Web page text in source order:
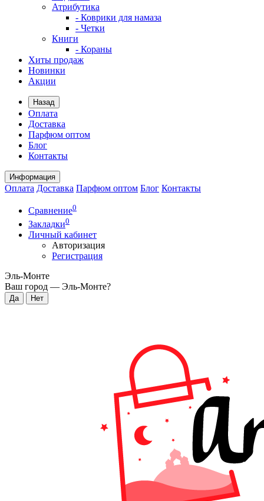
Атрибутика
- Коврики для намаза
- Четки
Книги
- Кораны
Хиты продаж
Новинки
Акции
Назад
Оплата
Доставка
Парфюм оптом
Блог
Контакты
Информация
Оплата Доставка Парфюм оптом Блог Контакты
Сравнение0
Закладки0
Личный кабинет
Авторизация
Регистрация
Эль-Монте
Ваш город — Эль-Монте?